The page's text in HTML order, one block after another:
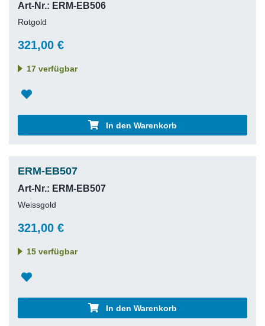
Art-Nr.: ERM-EB506
Rotgold
321,00 €
17 verfügbar
In den Warenkorb
ERM-EB507
Art-Nr.: ERM-EB507
Weissgold
321,00 €
15 verfügbar
In den Warenkorb